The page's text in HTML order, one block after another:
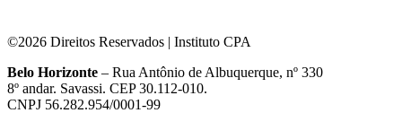
©2026 Direitos Reservados | Instituto CPA
Belo Horizonte – Rua Antônio de Albuquerque, nº 330
8º andar. Savassi. CEP 30.112-010.
CNPJ 56.282.954/0001-99